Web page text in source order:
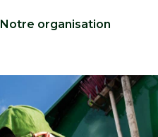
Notre organisation